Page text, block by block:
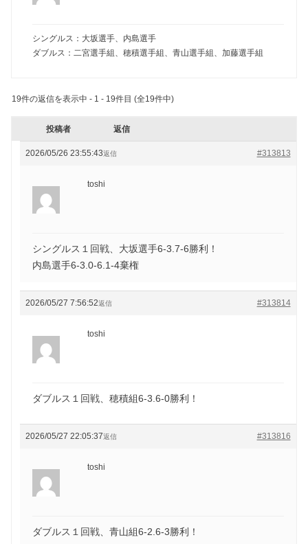
シングルス：大坂選手、内島選手
ダブルス：二宮選手組、穂積選手組、青山選手組、加藤選手組
19件の返信を表示中 - 1 - 19件目 (全19件中)
投稿者 返信
2026/05/26 23:55:43 #313813
返信
toshi
シングルス１回戦、大坂選手6-3.7-6勝利！
内島選手6-3.0-6.1-4棄権
2026/05/27 7:56:52 #313814
返信
toshi
ダブルス１回戦、穂積組6-3.6-0勝利！
2026/05/27 22:05:37 #313816
返信
toshi
ダブルス１回戦、青山組6-2.6-3勝利！